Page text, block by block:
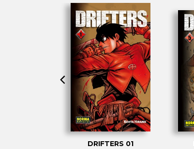
DRIFTERS 01